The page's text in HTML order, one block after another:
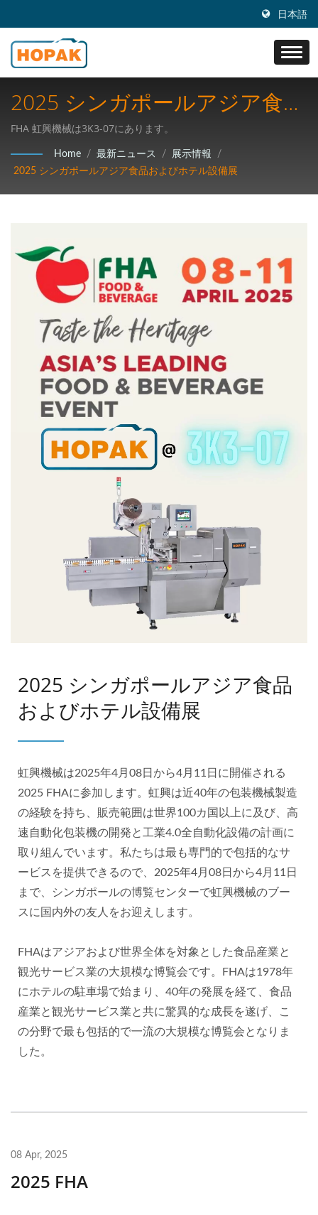
日本語
2025 シンガポールアジア食品
およびホテル設備展
FHA 虹興機械は3K3-07にあります。
Home / 最新ニュース / 展示情報
/
2025 シンガポールアジア食品およびホテル設備展
2025 シンガポールアジア食品
およびホテル設備展
虹興機械は2025年4月08日から4月11日に開催される
2025 FHAに参加します。虹興は近40年の包装機械製造
の経験を持ち、販売範囲は世界100カ国以上に及び、高
速自動化包装機の開発と工業4.0全自動化設備の計画に
取り組んでいます。私たちは最も専門的で包括的なサ
ービスを提供できるので、2025年4月08日から4月11日
まで、シンガポールの博覧センターで虹興機械のブー
スに国内外の友人をお迎えします。
FHAはアジアおよび世界全体を対象とした食品産業と
観光サービス業の大規模な博覧会です。FHAは1978年
にホテルの駐車場で始まり、40年の発展を経て、食品
産業と観光サービス業と共に驚異的な成長を遂げ、こ
の分野で最も包括的で一流の大規模な博覧会となりま
した。
08 Apr, 2025
2025 FHA